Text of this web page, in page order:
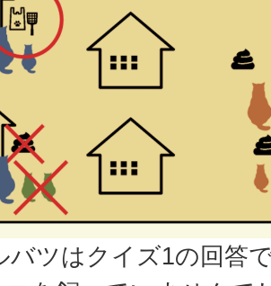
バツはクイズ1の回答